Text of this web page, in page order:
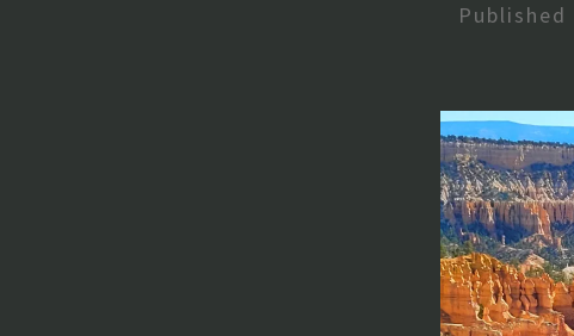
Published